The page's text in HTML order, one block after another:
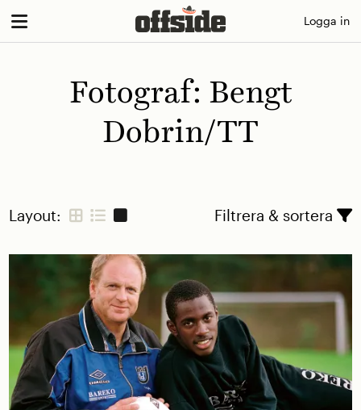
Skip
Logga in
Fotograf: Bengt
Dobrin/TT
Layout: Filtrera & sortera